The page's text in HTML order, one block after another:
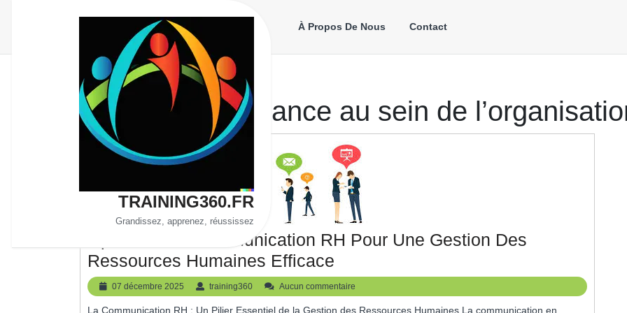
TRAINING360.FR
Grandissez, apprenez, réussissez
À Propos De Nous Contact
Étiquette :confiance au sein de
Optimiser La Communication RH Pour Une Gestion Des
Ressources Humaines Efficace
La
Communication
07 décembre 2025
07
décembre
2025
training360 training360
Aucun commentaire
La Communication RH : Un Pilier Essentiel de la Gestion des Ressources Humaines La communication en